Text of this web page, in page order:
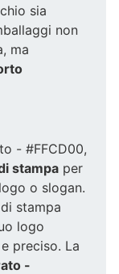
sia
non
ma
- #FFCD00,
stampa per
o slogan.
stampa
logo
preciso. La
-